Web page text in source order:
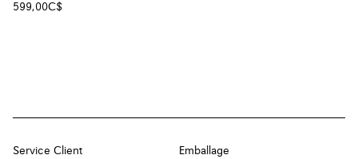
599,00C$
Service Client
Emballage